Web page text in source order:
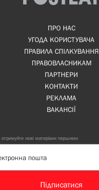
ПРО НАС
УГОДА КОРИСТУВАЧА
ПРАВИЛА СПІЛКУВАННЯ
ПРАВОВЛАСНИКАМ
ПАРТНЕРИ
КОНТАКТИ
РЕКЛАМА
ВАКАНСІЇ
отримуйте нові матеріали першими
Підписатися